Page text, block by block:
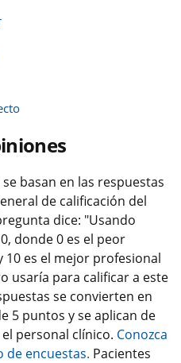
basan en las respuestas
de calificación del
dice: "Usando
donde 0 es el peor
es el mejor profesional
usaría para calificar a este
se convierten en
5 puntos y se aplican de
personal clínico. Conozca
de encuestas. Pacientes